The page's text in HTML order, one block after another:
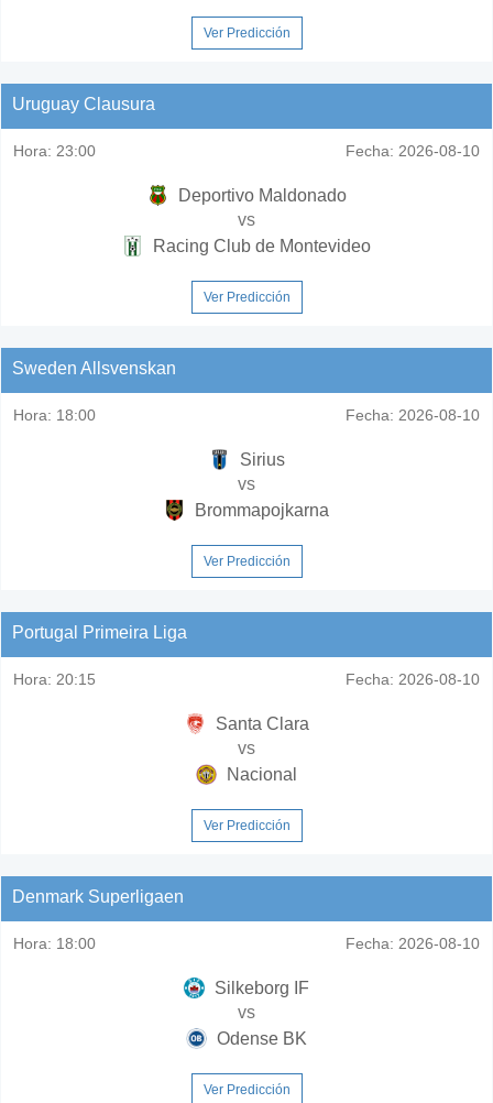
Ver Predicción
Uruguay Clausura
Hora: 23:00 Fecha: 2026-08-10
Deportivo Maldonado
vs
Racing Club de Montevideo
Ver Predicción
Sweden Allsvenskan
Hora: 18:00 Fecha: 2026-08-10
Sirius
vs
Brommapojkarna
Ver Predicción
Portugal Primeira Liga
Hora: 20:15 Fecha: 2026-08-10
Santa Clara
vs
Nacional
Ver Predicción
Denmark Superligaen
Hora: 18:00 Fecha: 2026-08-10
Silkeborg IF
vs
Odense BK
Ver Predicción